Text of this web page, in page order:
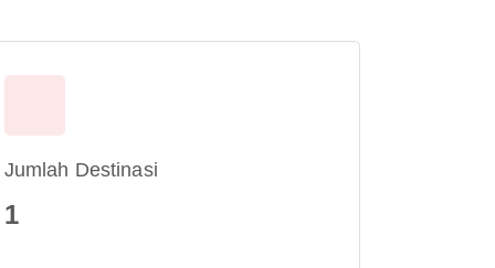
Jumlah Destinasi
1